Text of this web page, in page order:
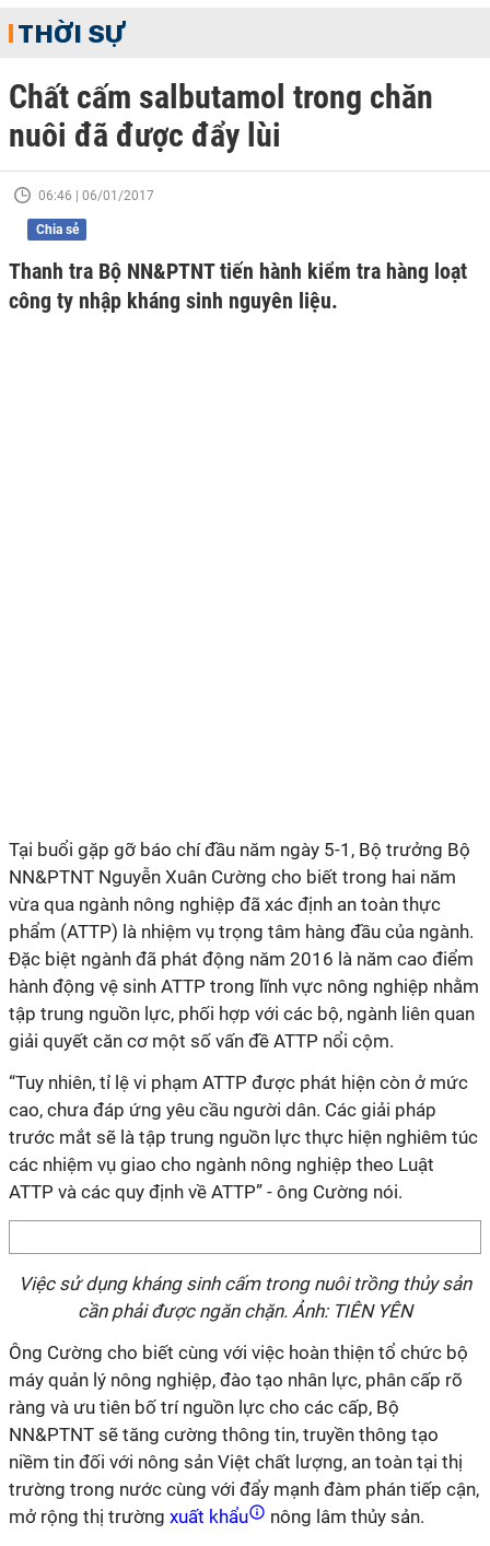
THỜI SỰ
Chất cấm salbutamol trong chăn
nuôi đã được đẩy lùi
06:46 | 06/01/2017
Chia sẻ
Thanh tra Bộ NN&PTNT tiến hành kiểm tra hàng loạt
công ty nhập kháng sinh nguyên liệu.
Tại buổi gặp gỡ báo chí đầu năm ngày 5-1, Bộ trưởng Bộ
NN&PTNT Nguyễn Xuân Cường cho biết trong hai năm
vừa qua ngành nông nghiệp đã xác định an toàn thực
phẩm (ATTP) là nhiệm vụ trọng tâm hàng đầu của ngành.
Đặc biệt ngành đã phát động năm 2016 là năm cao điểm
hành động vệ sinh ATTP trong lĩnh vực nông nghiệp nhằm
tập trung nguồn lực, phối hợp với các bộ, ngành liên quan
giải quyết căn cơ một số vấn đề ATTP nổi cộm.
“Tuy nhiên, tỉ lệ vi phạm ATTP được phát hiện còn ở mức
cao, chưa đáp ứng yêu cầu người dân. Các giải pháp
trước mắt sẽ là tập trung nguồn lực thực hiện nghiêm túc
các nhiệm vụ giao cho ngành nông nghiệp theo Luật
ATTP và các quy định về ATTP” - ông Cường nói.
Việc sử dụng kháng sinh cấm trong nuôi trồng thủy sản
cần phải được ngăn chặn. Ảnh: TIÊN YÊN
Ông Cường cho biết cùng với việc hoàn thiện tổ chức bộ
máy quản lý nông nghiệp, đào tạo nhân lực, phân cấp rõ
ràng và ưu tiên bố trí nguồn lực cho các cấp, Bộ
NN&PTNT sẽ tăng cường thông tin, truyền thông tạo
niềm tin đối với nông sản Việt chất lượng, an toàn tại thị
trường trong nước cùng với đẩy mạnh đàm phán tiếp cận,
mở rộng thị trường xuất khẩu
nông lâm thủy sản.